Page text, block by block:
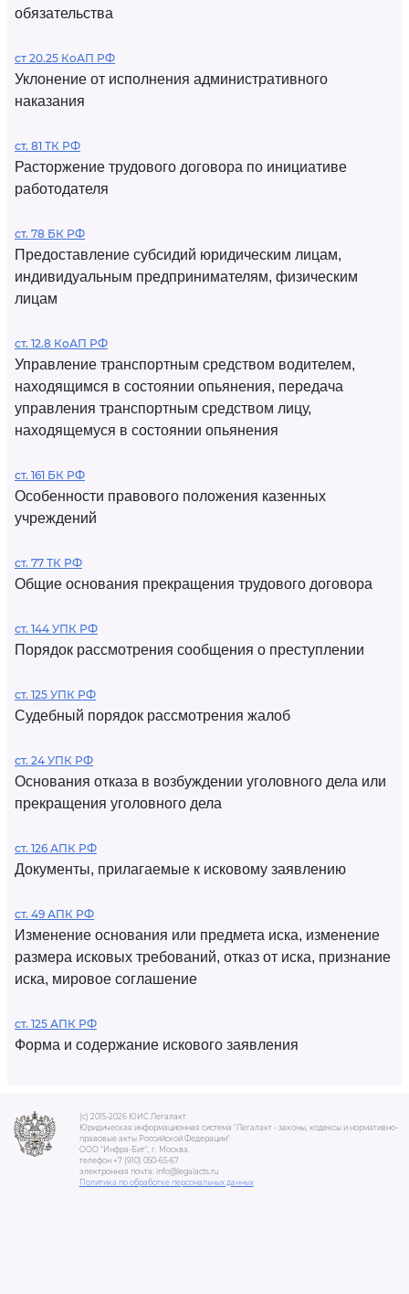
обязательства
ст 20.25 КоАП РФ
Уклонение от исполнения административного
наказания
ст. 81 ТК РФ
Расторжение трудового договора по инициативе
работодателя
ст. 78 БК РФ
Предоставление субсидий юридическим лицам,
индивидуальным предпринимателям, физическим
лицам
ст. 12.8 КоАП РФ
Управление транспортным средством водителем,
находящимся в состоянии опьянения, передача
управления транспортным средством лицу,
находящемуся в состоянии опьянения
ст. 161 БК РФ
Особенности правового положения казенных
учреждений
ст. 77 ТК РФ
Общие основания прекращения трудового договора
ст. 144 УПК РФ
Порядок рассмотрения сообщения о преступлении
ст. 125 УПК РФ
Судебный порядок рассмотрения жалоб
ст. 24 УПК РФ
Основания отказа в возбуждении уголовного дела или
прекращения уголовного дела
ст. 126 АПК РФ
Документы, прилагаемые к исковому заявлению
ст. 49 АПК РФ
Изменение основания или предмета иска, изменение
размера исковых требований, отказ от иска, признание
иска, мировое соглашение
ст. 125 АПК РФ
Форма и содержание искового заявления
(c) 2015-2026 ЮИС Легалакт
Юридическая информационная система "Легалакт - законы, кодексы и нормативно-
правовые акты Российской Федерации"
ООО "Инфра-Бит", г. Москва.
телефон +7 (910) 050-65-67
электронная почта: info@legalacts.ru
Политика по обработке персональных данных